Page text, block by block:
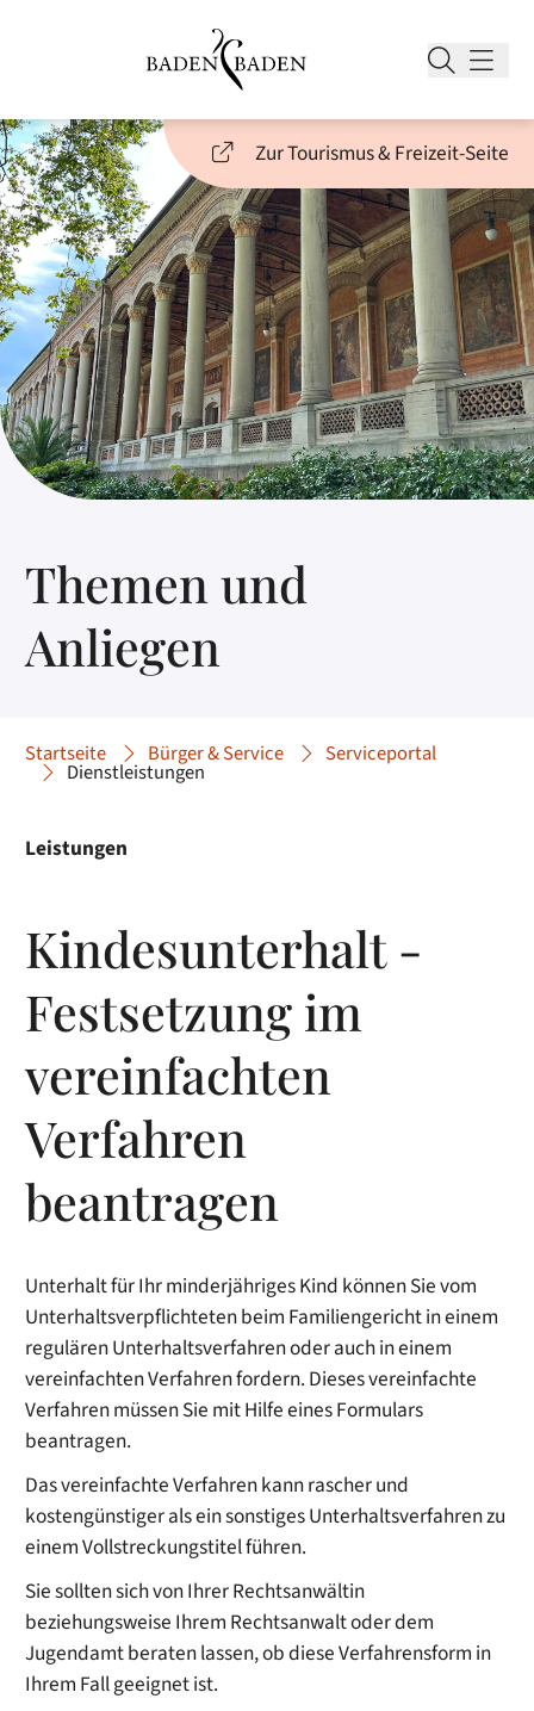
Zur Tourismus & Freizeit-Seite
Themen und
Anliegen
Startseite Bürger & Service Serviceportal
Dienstleistungen
Leistungen
Kindesunterhalt -
Festsetzung im
vereinfachten
Verfahren
beantragen
Unterhalt für Ihr minderjähriges Kind können Sie vom
Unterhaltsverpflichteten beim Familiengericht in einem
regulären Unterhaltsverfahren oder auch in einem
vereinfachten Verfahren fordern. Dieses vereinfachte
Verfahren müssen Sie mit Hilfe eines Formulars
beantragen.
Das vereinfachte Verfahren kann rascher und
kostengünstiger als ein sonstiges Unterhaltsverfahren zu
einem Vollstreckungstitel führen.
Sie sollten sich von Ihrer Rechtsanwältin
beziehungsweise Ihrem Rechtsanwalt oder dem
Jugendamt beraten lassen, ob diese Verfahrensform in
Ihrem Fall geeignet ist.